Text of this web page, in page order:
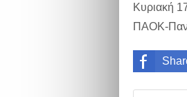
Κυριακή
ΠΑΟΚ-